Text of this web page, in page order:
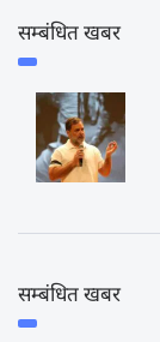
सम्बंधित खबर
सम्बंधित खबर